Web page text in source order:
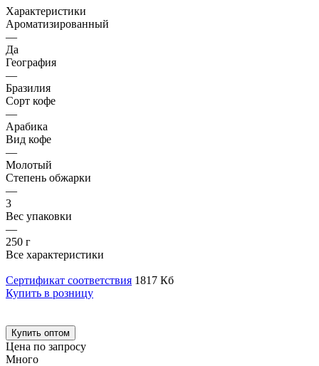
Характеристики
Ароматизированный
—
Да
География
—
Бразилия
Сорт кофе
—
Арабика
Вид кофе
—
Молотый
Степень обжарки
—
3
Вес упаковки
—
250 г
Все характеристики
Сертификат соответствия 1817 Кб
Купить в розницу
Купить оптом
Цена по запросу
Много